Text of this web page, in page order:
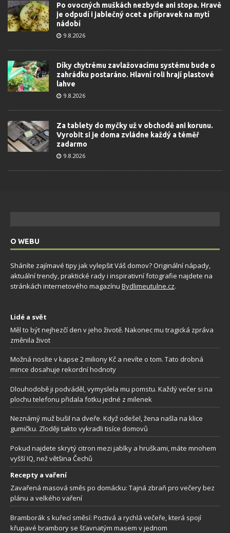
Po ovocných muškách nezbyde ani stopa. Hravě
je odpudí i jablečný ocet a přípravek na mytí
nádobí
9.8.2026
Díky chytrému zavlažovacímu systému bude o
zahrádku postaráno. Hlavní roli hrají plastové
lahve
9.8.2026
Za tablety do myčky už v obchodě ani korunu.
Vyrobit si je doma zvládne každý a téměř
zadarmo
9.8.2026
O WEBU
Sháníte zajímavé tipy jak vylepšit Váš domov? Originální nápady,
aktuální trendy, praktické rady i inspirativní fotografie najdete na
stránkách internetového magazínu Bydlimeutulne.cz.
Lidé a svět
Měl to být nejhezčí den v jeho životě. Nakonec mu tragická zpráva
změnila život
Možná nosíte v kapse 2 miliony Kč a nevíte o tom. Tato drobná
mince dosahuje rekordní hodnoty
Dlouhodobě ji podváděl, vymyslela mu pomstu. Každý večer si na
plochu telefonu přidala fotku jedné z milenek
Neznámý muž bušil na dveře. Když odešel, žena našla na klice
gumičku. Zloději takto vykradli tisíce domovů
Pokud najdete skrytý citron mezi jablky a hruškami, máte mnohem
vyšší IQ, než většina Čechů
Recepty a vaření
Zavařená masová směs po domácku: Tajná zbraň pro večery bez
plánu a velkého vaření
Bramborák s kuřecí směsí: Poctivá a rychlá večeře, která spojí
křupavé brambory se šťavnatým masem v jednom